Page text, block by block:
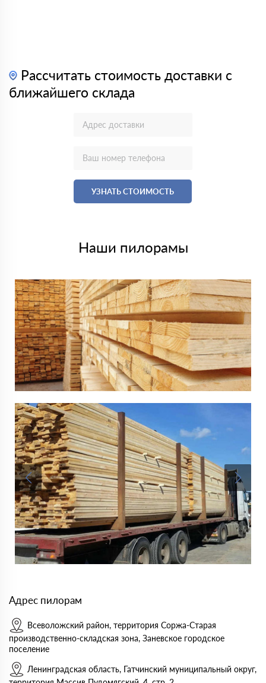
Рассчитать стоимость доставки с
ближайшего склада
УЗНАТЬ СТОИМОСТЬ
Наши пилорамы
Адрес пилорам
Всеволожский район, территория Соржа-Старая
производственно-складская зона, Заневское городское
поселение
Ленинградская область, Гатчинский муниципальный округ,